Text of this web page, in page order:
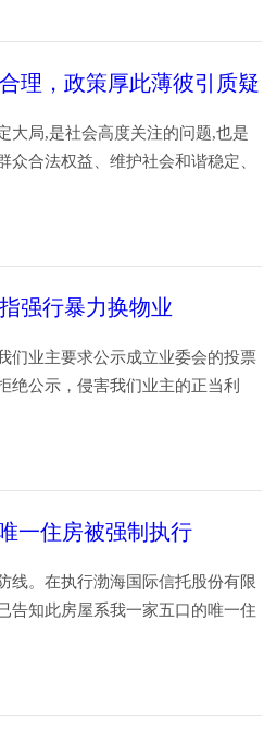
理，政策厚此薄彼引质疑
大局,是社会高度关注的问题,也是
合法权益、维护社会和谐稳定、
强行暴力换物业
们业主要求公示成立业委会的投票
绝公示，侵害我们业主的正当利
一住房被强制执行
线。在执行渤海国际信托股份有限
告知此房屋系我一家五口的唯一住